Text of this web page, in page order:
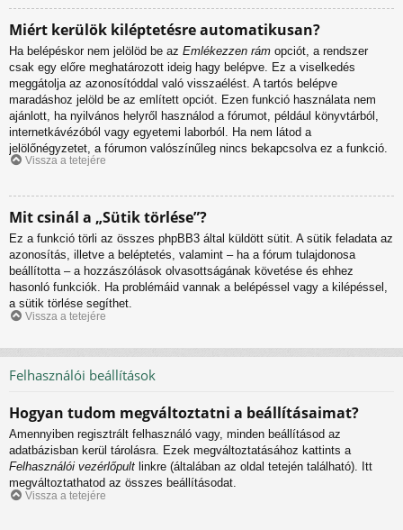
Miért kerülök kiléptetésre automatikusan?
Ha belépéskor nem jelölöd be az Emlékezzen rám opciót, a rendszer
csak egy előre meghatározott ideig hagy belépve. Ez a viselkedés
meggátolja az azonosítóddal való visszaélést. A tartós belépve
maradáshoz jelöld be az említett opciót. Ezen funkció használata nem
ajánlott, ha nyilvános helyről használod a fórumot, például könyvtárból,
internetkávézóból vagy egyetemi laborból. Ha nem látod a
jelölőnégyzetet, a fórumon valószínűleg nincs bekapcsolva ez a funkció.
Vissza a tetejére
Mit csinál a „Sütik törlése”?
Ez a funkció törli az összes phpBB3 által küldött sütit. A sütik feladata az
azonosítás, illetve a beléptetés, valamint – ha a fórum tulajdonosa
beállította – a hozzászólások olvasottságának követése és ehhez
hasonló funkciók. Ha problémáid vannak a belépéssel vagy a kilépéssel,
a sütik törlése segíthet.
Vissza a tetejére
Felhasználói beállítások
Hogyan tudom megváltoztatni a beállításaimat?
Amennyiben regisztrált felhasználó vagy, minden beállításod az
adatbázisban kerül tárolásra. Ezek megváltoztatásához kattints a
Felhasználói vezérlőpult linkre (általában az oldal tetején található). Itt
megváltoztathatod az összes beállításodat.
Vissza a tetejére